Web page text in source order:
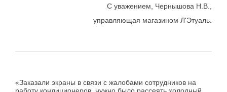
С уважением, Чернышова Н.В.,
управляющая магазином Л'Этуаль.
«Заказали экраны в связи с жалобами сотрудников на
работу кондиционеров, нужно было рассеять холодный